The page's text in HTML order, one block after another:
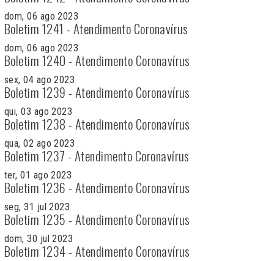
dom, 06 ago 2023
Boletim 1241 - Atendimento Coronavírus
dom, 06 ago 2023
Boletim 1240 - Atendimento Coronavírus
sex, 04 ago 2023
Boletim 1239 - Atendimento Coronavírus
qui, 03 ago 2023
Boletim 1238 - Atendimento Coronavírus
qua, 02 ago 2023
Boletim 1237 - Atendimento Coronavírus
ter, 01 ago 2023
Boletim 1236 - Atendimento Coronavírus
seg, 31 jul 2023
Boletim 1235 - Atendimento Coronavírus
dom, 30 jul 2023
Boletim 1234 - Atendimento Coronavírus